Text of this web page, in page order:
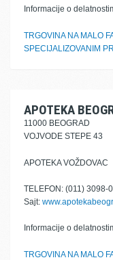
Informacije o
TRGOVINA NA MALO
SPECIJALIZOVANIM
APOTEKA
11000 BEOGRAD
VOJVODE STEPE 43
APOTEKA VOŽDOVAC
TELEFON: (011) 3098-
Sajt:
Informacije o
TRGOVINA NA MALO